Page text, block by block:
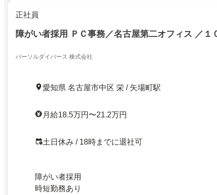
正社員
障がい者採用 ＰＣ事務／名古屋第二オフィス ／１
パーソルダイバース 株式会社
愛知県 名古屋市中区 栄 / 矢場町駅
月給18.5万円〜21.2万円
土日休み / 18時までに退社可
障がい者採用
時短勤務あり